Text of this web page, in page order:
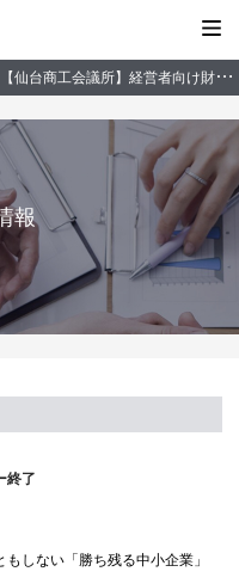
【仙台商工会議所】経営者向け財務セミナー終了
報
終了
しない「勝ち残る中小企業」